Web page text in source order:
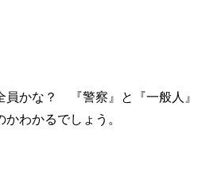
員かな？ 『警察』と『一般人』
わかるでしょう。